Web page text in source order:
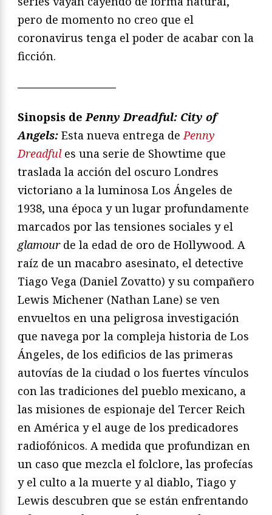
pero de momento no creo que el
coronavirus tenga el poder de acabar con la
ficción.
—————————
Sinopsis dePenny Dreadful: City of
Angels: Esta nueva entrega dePenny
Dreadfules una serie de Showtime que
traslada la acción del oscuro Londres
victoriano a la luminosa Los Ángeles de
1938, una época y un lugar profundamente
marcados por las tensiones sociales y el
glamourde la edad de oro de Hollywood. A
raíz de un macabro asesinato, el detective
Tiago Vega (Daniel Zovatto) y su compañero
Lewis Michener (Nathan Lane) se ven
envueltos en una peligrosa investigación
que navega por la compleja historia de Los
Ángeles, de los edificios de las primeras
autovías de la ciudad o los fuertes vínculos
con las tradiciones del pueblo mexicano, a
las misiones de espionaje del Tercer Reich
en América y el auge de los predicadores
radiofónicos. A medida que profundizan en
un caso que mezcla el folclore, las profecías
y el culto a la muerte y al diablo, Tiago y
Lewis descubren que se están enfrentando